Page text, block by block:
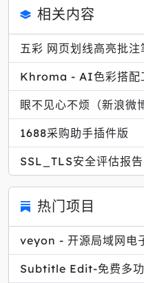
相关内容
五彩 网页划线高亮批注
Khroma - AI色彩搭配
眼不见心不烦（新浪微
1688采购助手插件版
SSL_TLS安全评估报告
热门项目
veyon - 开源局域网电
Subtitle Edit-免费多功